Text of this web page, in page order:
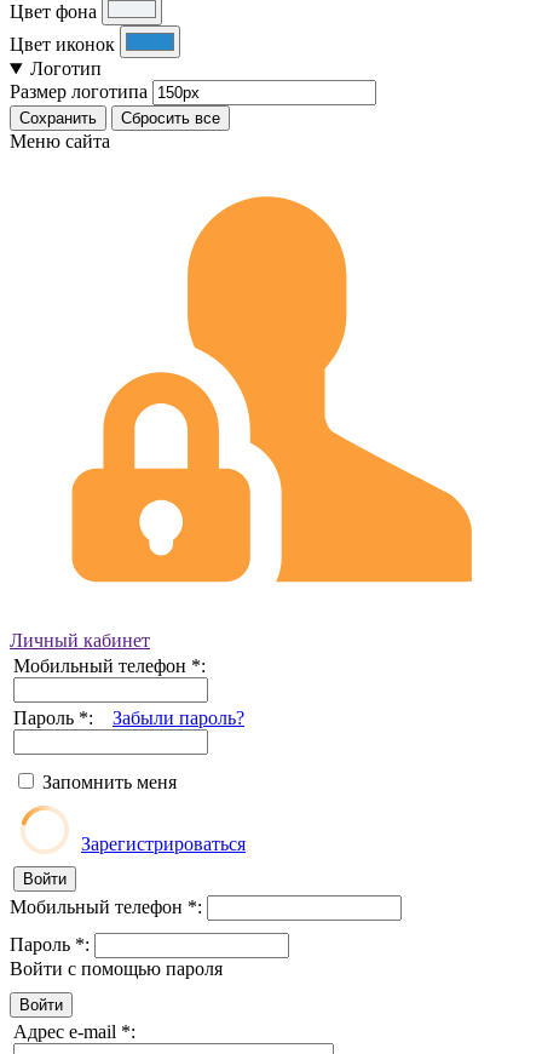
Цвет фона
Цвет иконок
Логотип
Размер логотипа
Сохранить Сбросить все
Меню сайта
Личный кабинет
Мобильный телефон *:
Пароль *: Забыли пароль?
Запомнить меня
Зарегистрироваться
Мобильный телефон *:
Пароль *:
Войти с помощью пароля
Адрес e-mail *: